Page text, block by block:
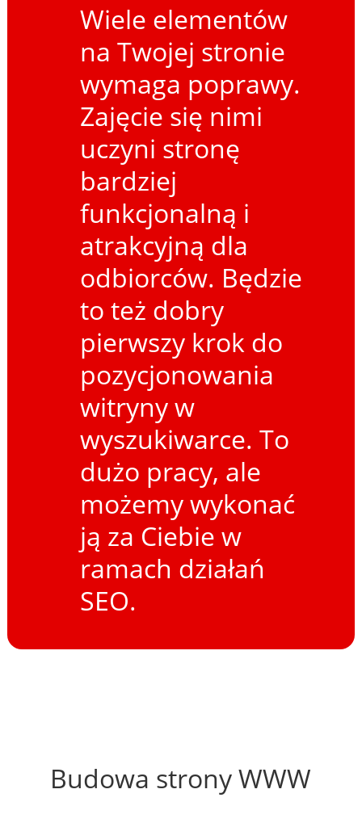
Wiele elementów
na Twojej stronie
wymaga poprawy.
Zajęcie się nimi
uczyni stronę
bardziej
funkcjonalną i
atrakcyjną dla
odbiorców. Będzie
to też dobry
pierwszy krok do
pozycjonowania
witryny w
wyszukiwarce. To
dużo pracy, ale
możemy wykonać
ją za Ciebie w
ramach działań
SEO.
Budowa strony WWW